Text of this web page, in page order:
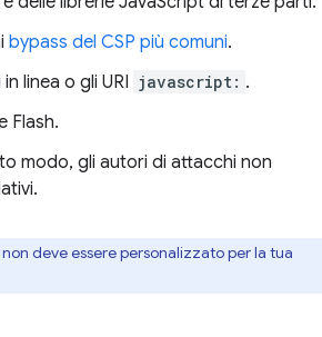
bypass del CSP più comuni.
linea o gli URI javascript: .
Flash.
modo, gli autori di attacchi non
deve essere personalizzato per la tua